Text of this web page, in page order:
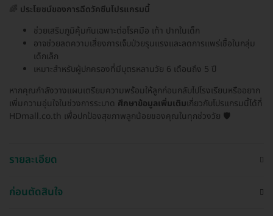
🌈 ประโยชน์ของการฉีดวัคซีนโปรแกรมนี้
ช่วยเสริมภูมิคุ้มกันเฉพาะต่อโรคมือ เท้า ปากในเด็ก
อาจช่วยลดความเสี่ยงการเจ็บป่วยรุนแรงและลดการแพร่เชื้อในกลุ่ม
เด็กเล็ก
เหมาะสำหรับผู้ปกครองที่มีบุตรหลานวัย 6 เดือนถึง 5 ปี
หากคุณกำลังวางแผนเตรียมความพร้อมให้ลูกก่อนกลับไปโรงเรียนหรืออยาก
เพิ่มความอุ่นใจในช่วงการระบาด ศึกษาข้อมูลเพิ่มเติมเกี่ยวกับโปรแกรมนี้ได้ที่
HDmall.co.th เพื่อปกป้องสุขภาพลูกน้อยของคุณในทุกช่วงวัย 🛡️
รายละเอียด
ก่อนตัดสินใจ